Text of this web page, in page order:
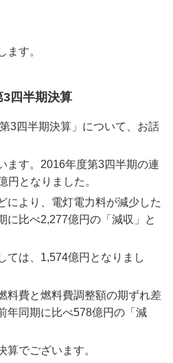
ます。
四半期決算
3四半期決算」について、お話
ます。2016年度第3四半期の連
円となりました。
により、電灯電力料が減少した
に比べ2,277億円の「減収」と
ては、1,574億円となりまし
料費と燃料費調整額の期ずれ差
年同期に比べ578億円の「減
算でございます。